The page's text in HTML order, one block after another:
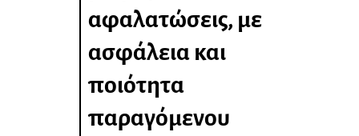
αφαλατώσεις, με
ασφάλεια και
ποιότητα
παραγόμενου